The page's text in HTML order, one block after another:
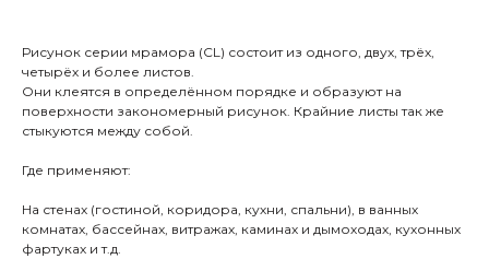
Рисунок серии мрамора (CL) состоит из одного, двух, трёх,
четырёх и более листов.
Они клеятся в определённом порядке и образуют на
поверхности закономерный рисунок. Крайние листы так же
стыкуются между собой.
Где применяют:
На стенах (гостиной, коридора, кухни, спальни), в ванных
комнатах, бассейнах, витражах, каминах и дымоходах, кухонных
фартуках и т.д.